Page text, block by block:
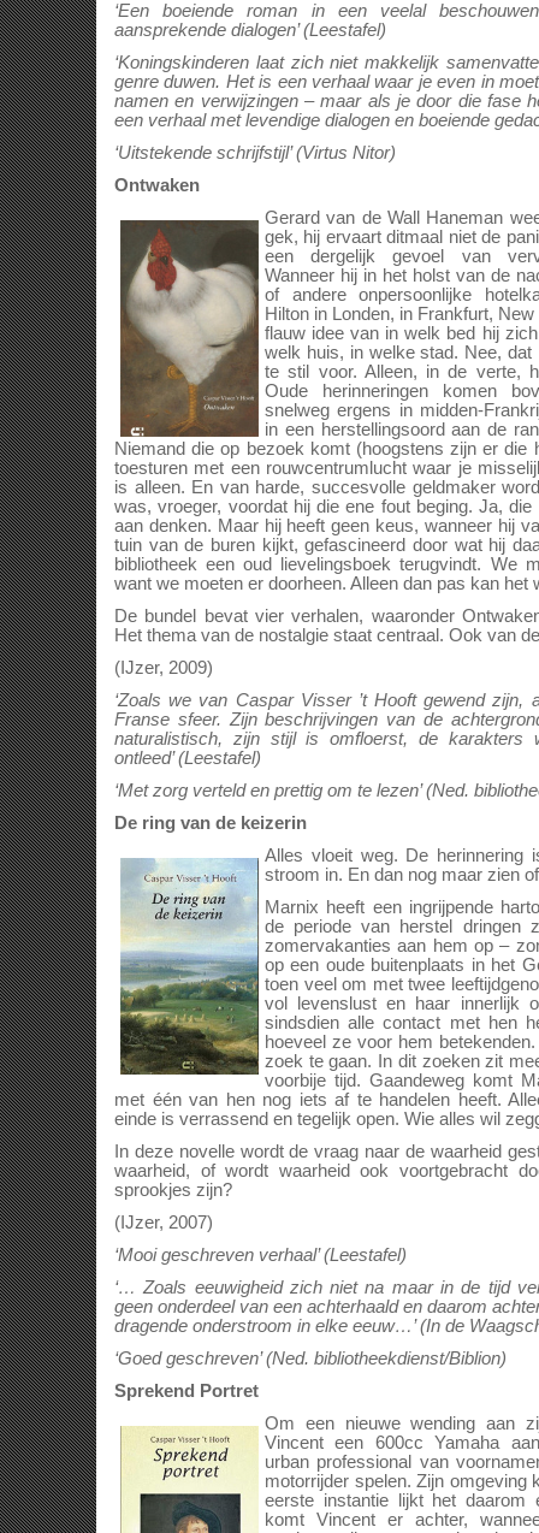
‘Een boeiende roman in een veelal
aansprekende dialogen’ (Leestafel)
‘Koningskinderen laat zich niet makkelijk
genre duwen. Het is een verhaal waar je even in
namen en verwijzingen – maar als je door die fase
een verhaal met levendige dialogen en boeiende
‘Uitstekende schrijfstijl’ (Virtus Nitor)
Ontwaken
Gerard van de Wall Haneman
gek, hij ervaart ditmaal niet de
een dergelijk gevoel van
Wanneer hij in het holst van de
of andere onpersoonlijke
Hilton in Londen, in Frankfurt,
flauw idee van in welk bed hij
welk huis, in welke stad. Nee,
te stil voor. Alleen, in de verte,
Oude herinneringen komen
snelweg ergens in midden-
in een herstellingsoord aan de
Niemand die op bezoek komt (hoogstens zijn er die
toesturen met een rouwcentrumlucht waar je
is alleen. En van harde, succesvolle geldmaker
was, vroeger, voordat hij die ene fout beging. Ja,
aan denken. Maar hij heeft geen keus, wanneer hij
tuin van de buren kijkt, gefascineerd door wat hij
bibliotheek een oud lievelingsboek terugvindt. We
want we moeten er doorheen. Alleen dan pas kan het
De bundel bevat vier verhalen, waaronder
Het thema van de nostalgie staat centraal. Ook van
(IJzer, 2009)
‘Zoals we van Caspar Visser ’t Hooft gewend zijn,
Franse sfeer. Zijn beschrijvingen van de
naturalistisch, zijn stijl is omfloerst, de karakters
ontleed’ (Leestafel)
‘Met zorg verteld en prettig om te lezen’ (Ned.
De ring van de keizerin
Alles vloeit weg. De herinnering
stroom in. En dan nog maar zien
Marnix heeft een ingrijpende
de periode van herstel dringen
zomervakanties aan hem op –
op een oude buitenplaats in het
toen veel om met twee
vol levenslust en haar innerlijk
sindsdien alle contact met hen
hoeveel ze voor hem
zoek te gaan. In dit zoeken zit
voorbije tijd. Gaandeweg komt
met één van hen nog iets af te handelen heeft.
einde is verrassend en tegelijk open. Wie alles wil
In deze novelle wordt de vraag naar de waarheid
waarheid, of wordt waarheid ook voortgebracht
sprookjes zijn?
(IJzer, 2007)
‘Mooi geschreven verhaal’ (Leestafel)
‘… Zoals eeuwigheid zich niet na maar in de tijd
geen onderdeel van een achterhaald en daarom
dragende onderstroom in elke eeuw…’ (In de
‘Goed geschreven’ (Ned. bibliotheekdienst/Biblion)
Sprekend Portret
Om een nieuwe wending aan
Vincent een 600cc Yamaha
urban professional van
motorrijder spelen. Zijn omgeving
eerste instantie lijkt het daarom
komt Vincent er achter,